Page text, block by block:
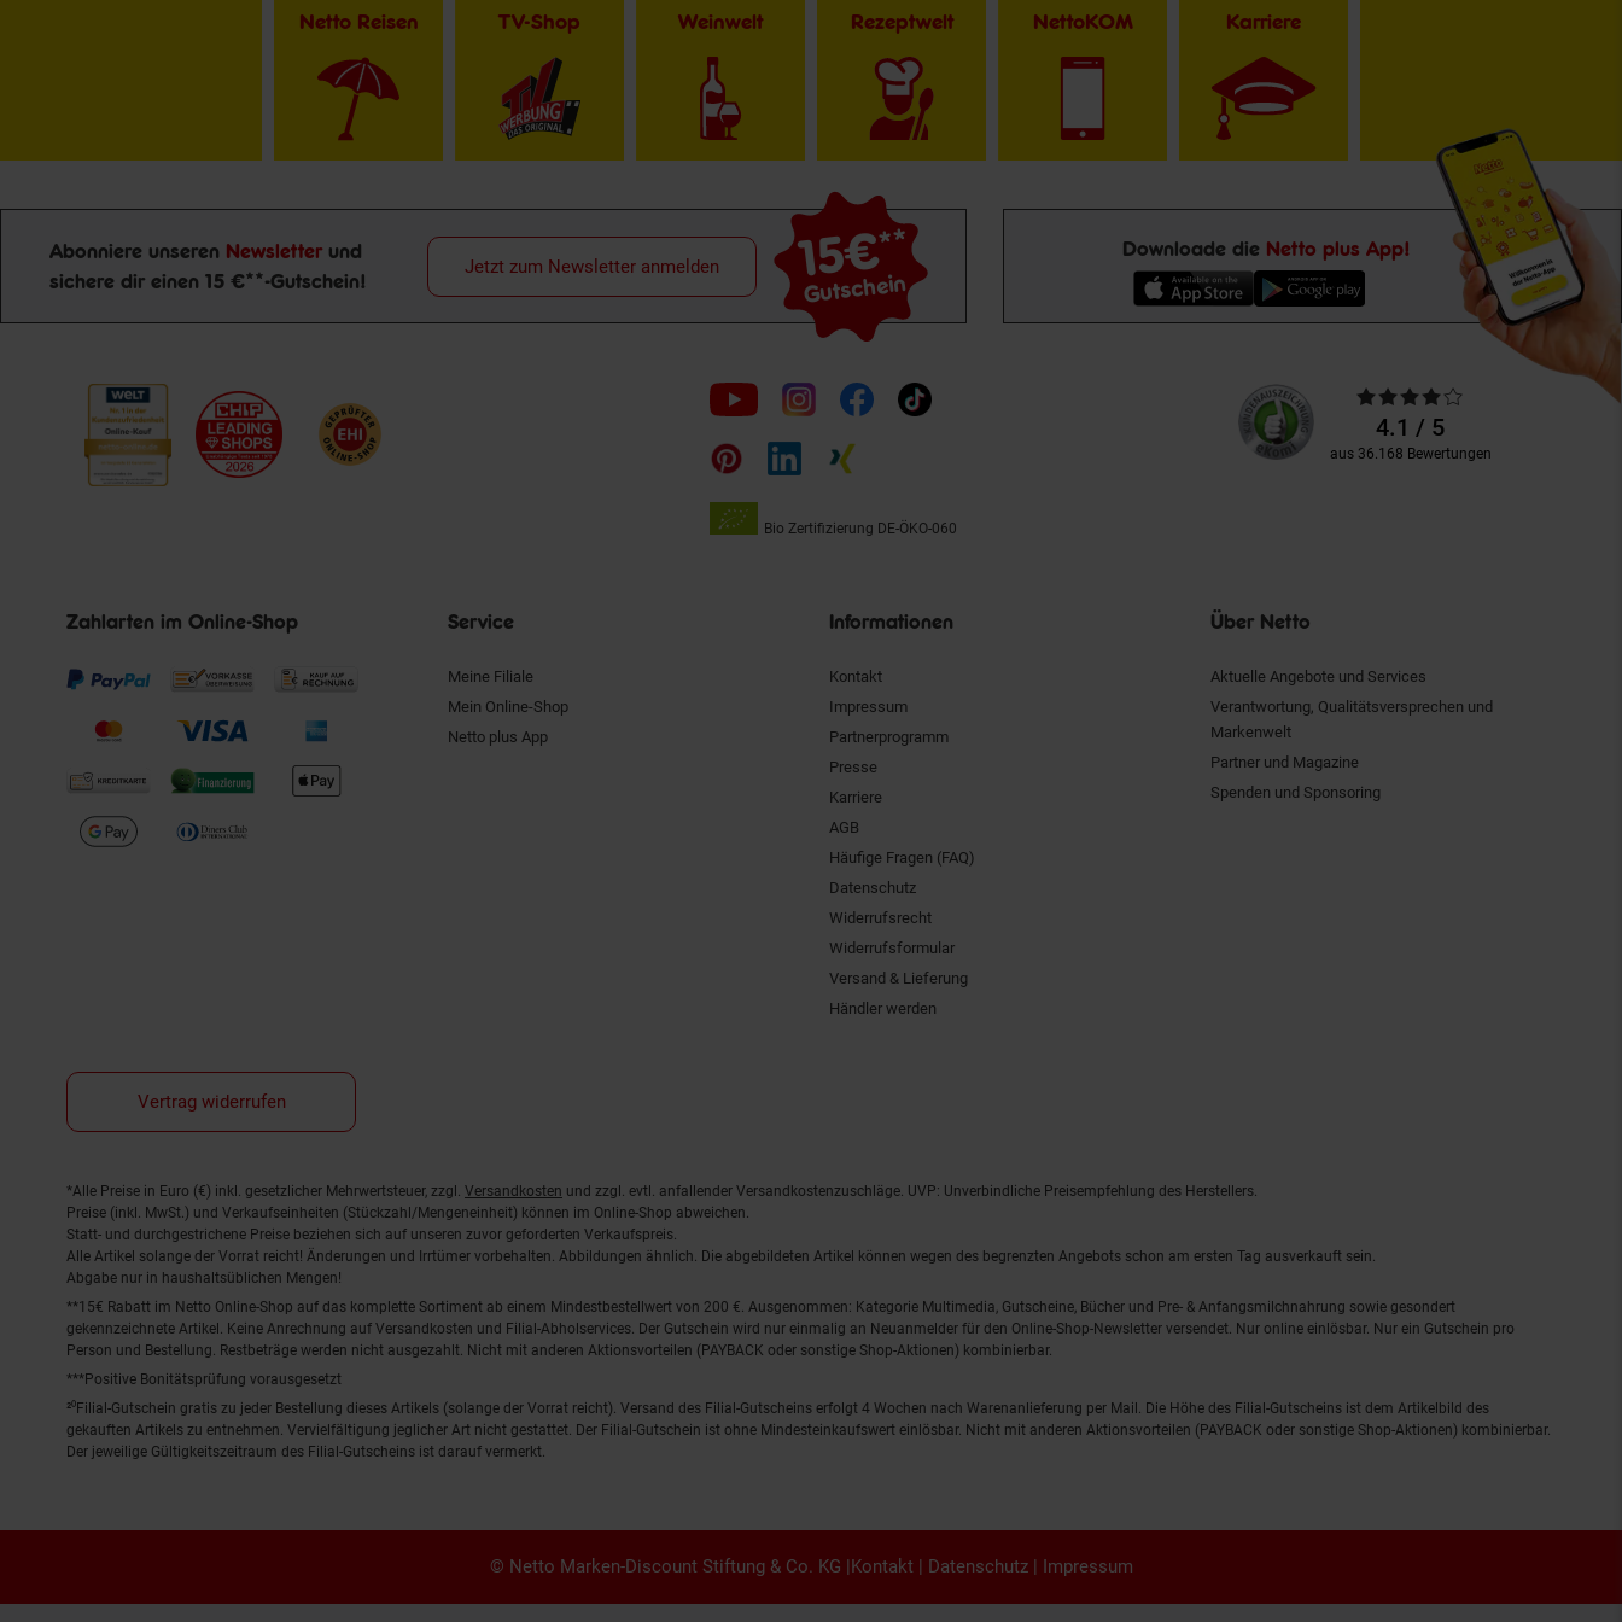
Netto Reisen TV-Shop Weinwelt Rezeptwelt NettoKOM Karriere
Newsletter Anmeldung
Abonniere unseren Newsletter und
sichere dir einen 15 €**-Gutschein!
15€**
Gutschein
Jetzt zum Newsletter anmelden
Downloade die Netto plus App!
Folge
uns
auf
Bio Zertifizierung DE-ÖKO-060
Unsere
Kundenbewertungen
Durchschnittliche
Bewertungen4.1 / 5
aus 36.168 Bewertungen
Zahlarten im Online-Shop Service
Meine Filiale
Mein Online-Shop
Netto plus App
Informationen
Kontakt
Impressum
Partnerprogramm
Presse
Karriere
AGB
Häufige Fragen (FAQ)
Datenschutz
Widerrufsrecht
Widerrufsformular
Versand & Lieferung
Händler werden
Über Netto
Aktuelle Angebote und Services
Verantwortung, Qualitätsversprechen und
Markenwelt
Partner und Magazine
Spenden und Sponsoring
Vertrag widerrufen
Fußnoten
*Alle Preise in Euro (€) inkl. gesetzlicher Mehrwertsteuer, zzgl. Versandkosten und zzgl. evtl. anfallender Versandkostenzuschläge. UVP: Unverbindliche Preisempfehlung des Herstellers.
Preise (inkl. MwSt.) und Verkaufseinheiten (Stückzahl/Mengeneinheit) können im Online-Shop abweichen.
Statt- und durchgestrichene Preise beziehen sich auf unseren zuvor geforderten Verkaufspreis.
Alle Artikel solange der Vorrat reicht! Änderungen und Irrtümer vorbehalten. Abbildungen ähnlich. Die abgebildeten Artikel können wegen des begrenzten Angebots schon am ersten Tag ausverkauft sein.
Abgabe nur in haushaltsüblichen Mengen!
**15€ Rabatt im Netto Online-Shop auf das komplette Sortiment ab einem Mindestbestellwert von 200 €. Ausgenommen: Kategorie Multimedia, Gutscheine, Bücher und Pre- & Anfangsmilchnahrung sowie gesondert
gekennzeichnete Artikel. Keine Anrechnung auf Versandkosten und Filial-Abholservices. Der Gutschein wird nur einmalig an Neuanmelder für den Online-Shop-Newsletter versendet. Nur online einlösbar. Nur ein Gutschein pro
Person und Bestellung. Restbeträge werden nicht ausgezahlt. Nicht mit anderen Aktionsvorteilen (PAYBACK oder sonstige Shop-Aktionen) kombinierbar.
***Positive Bonitätsprüfung vorausgesetzt
²⁰Filial-Gutschein gratis zu jeder Bestellung dieses Artikels (solange der Vorrat reicht). Versand des Filial-Gutscheins erfolgt 4 Wochen nach Warenanlieferung per Mail. Die Höhe des Filial-Gutscheins ist dem Artikelbild des
gekauften Artikels zu entnehmen. Vervielfältigung jeglicher Art nicht gestattet. Der Filial-Gutschein ist ohne Mindesteinkaufswert einlösbar. Nicht mit anderen Aktionsvorteilen (PAYBACK oder sonstige Shop-Aktionen) kombinierbar.
Der jeweilige Gültigkeitszeitraum des Filial-Gutscheins ist darauf vermerkt.
© Netto Marken-Discount Stiftung & Co. KG |Kontakt | Datenschutz| Impressum